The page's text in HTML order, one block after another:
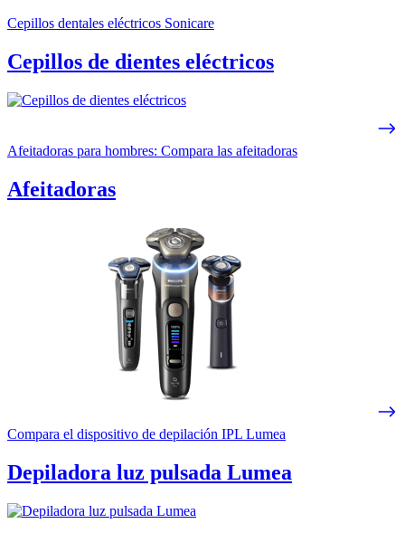
Cepillos dentales eléctricos Sonicare
Cepillos de dientes eléctricos
Afeitadoras para hombres: Compara las afeitadoras
Afeitadoras
Compara el dispositivo de depilación IPL Lumea
Depiladora luz pulsada Lumea